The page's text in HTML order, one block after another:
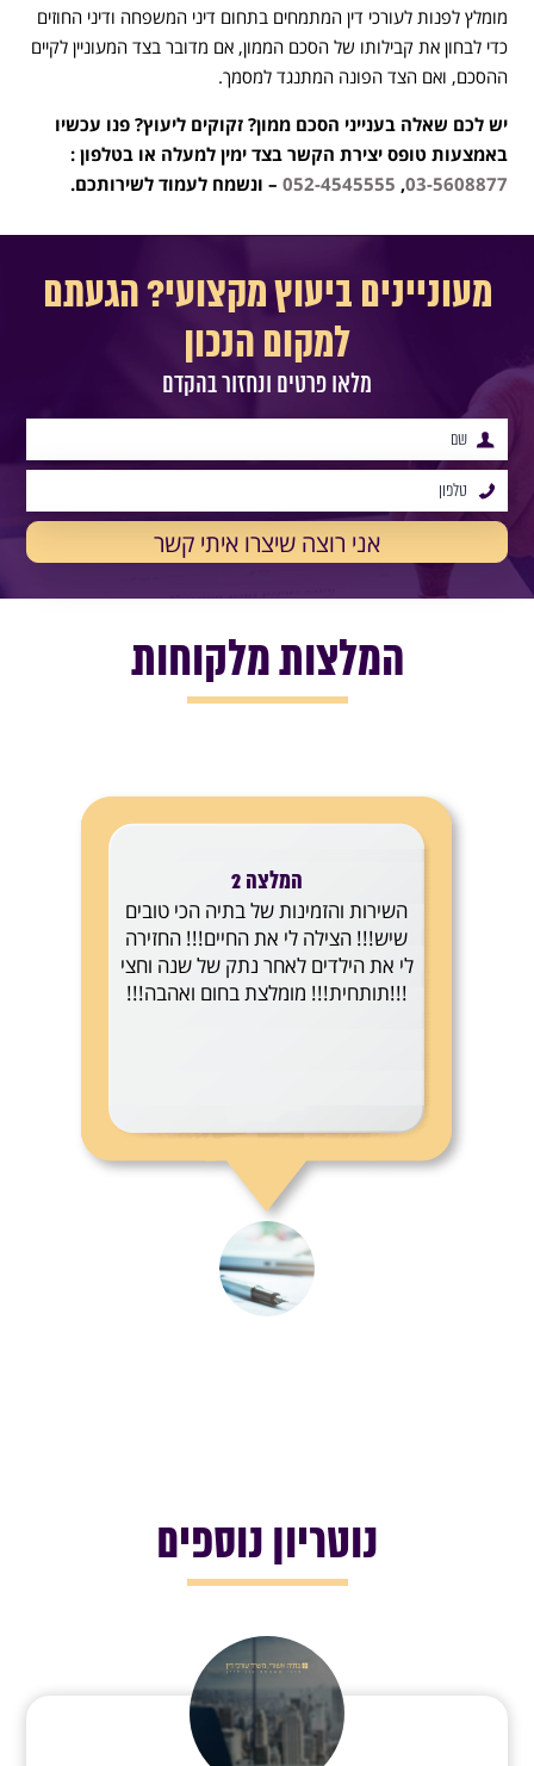
מומלץ לפנות לעורכי דין המתמחים בתחום דיני המשפחה ודיני החוזים
כדי לבחון את קבילותו של הסכם הממון, אם מדובר בצד המעוניין לקיים
ההסכם, ואם הצד הפונה המתנגד למסמך.
יש לכם שאלה בענייני הסכם ממון? זקוקים ליעוץ? פנו עכשיו
באמצעות טופס יצירת הקשר בצד ימין למעלה או בטלפון :
03-5608877
,
052-4545555 – ונשמח לעמוד לשירותכם.
מעוניינים ביעוץ מקצועי? הגעתם
למקום הנכון
מלאו פרטים ונחזור בהקדם
המלצות מלקוחות
המלצה 2
השירות והזמינות של בתיה הכי טובים
שיש!!! הצילה לי את החיים!!! החזירה
לי את הילדים לאחר נתק של שנה וחצי
!!!תותחית!!! מומלצת בחום ואהבה!!!
נוטריון נוספים